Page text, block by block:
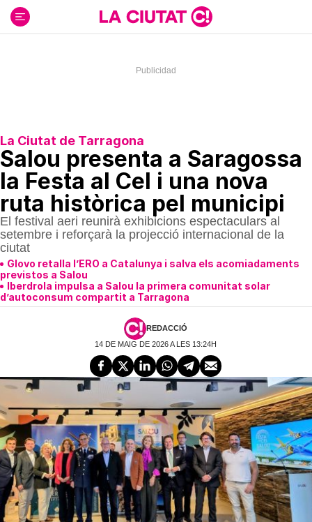
contenido
La Ciutat de Tarragona
Salou presenta a Saragossa
la Festa al Cel i una nova
ruta històrica pel municipi
El festival aeri reunirà exhibicions espectaculars al
setembre i reforçarà la projecció internacional de la
ciutat
Glovo retalla l’ERO a Catalunya i salva els acomiadaments
previstos a Salou
Iberdrola impulsa a Salou la primera comunitat solar
d’autoconsum compartit a Tarragona
REDACCIÓ
14 DE MAIG DE 2026 A LES 13:24H